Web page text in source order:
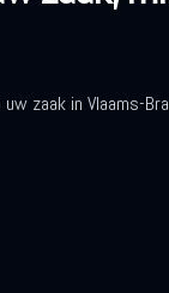
zaak in Vlaams-